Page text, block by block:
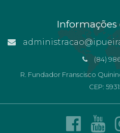
(84)
R. Fundador Franscisco
CEP: